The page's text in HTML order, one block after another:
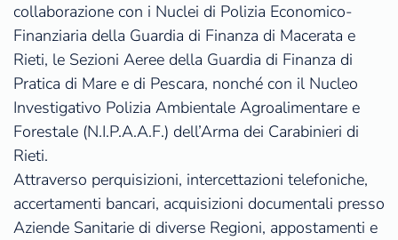
collaborazione con i Nuclei di Polizia Economico-
Finanziaria della Guardia di Finanza di Macerata e
Rieti, le Sezioni Aeree della Guardia di Finanza di
Pratica di Mare e di Pescara, nonché con il Nucleo
Investigativo Polizia Ambientale Agroalimentare e
Forestale (N.I.P.A.A.F.) dell’Arma dei Carabinieri di
Rieti.
Attraverso perquisizioni, intercettazioni telefoniche,
accertamenti bancari, acquisizioni documentali presso
Aziende Sanitarie di diverse Regioni, appostamenti e